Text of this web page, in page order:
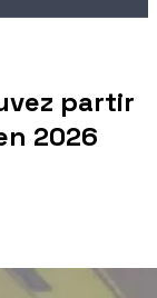
partir
2026